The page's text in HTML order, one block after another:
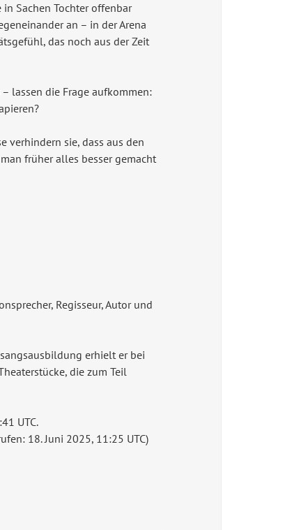
Sachen Tochter offenbar
an – in der Arena
das noch aus der Zeit
lassen die Frage aufkommen:
verhindern sie, dass aus den
früher alles besser gemacht
Regisseur, Autor und
erhielt er bei
die zum Teil
UTC.
18. Juni 2025, 11:25 UTC)